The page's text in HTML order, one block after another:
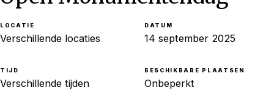
LOCATIE
Verschillende locaties
DATUM
14 september 2025
TIJD
Verschillende tijden
BESCHIKBARE PLAATSEN
Onbeperkt